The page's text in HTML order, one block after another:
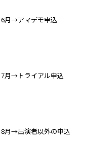
6月→アマデモ申込
7月→トライアル申込
8月→出演者以外の申込